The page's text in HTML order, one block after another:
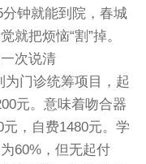
分钟就能到院，春城
就把烦恼“割”掉。
次说清
为门诊统筹项目，起
元。意味着吻合器
，自费1480元。学
60%，但无起付